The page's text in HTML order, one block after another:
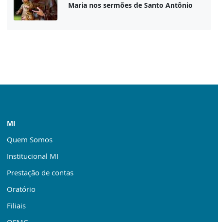
Maria nos sermões de Santo Antônio
MI
Quem Somos
Institucional MI
Prestação de contas
Oratório
Filiais